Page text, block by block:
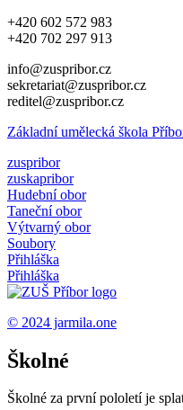
+420 602 572 983
+420 702 297 913
info@zuspribor.cz
sekretariat@zuspribor.cz
reditel@zuspribor.cz
Základní umělecká škola
zuspribor
zuskapribor
Hudební obor
Taneční obor
Výtvarný obor
Soubory
Přihláška
Přihláška
© 2024 jarmila.one
Školné
Školné za první pololetí je